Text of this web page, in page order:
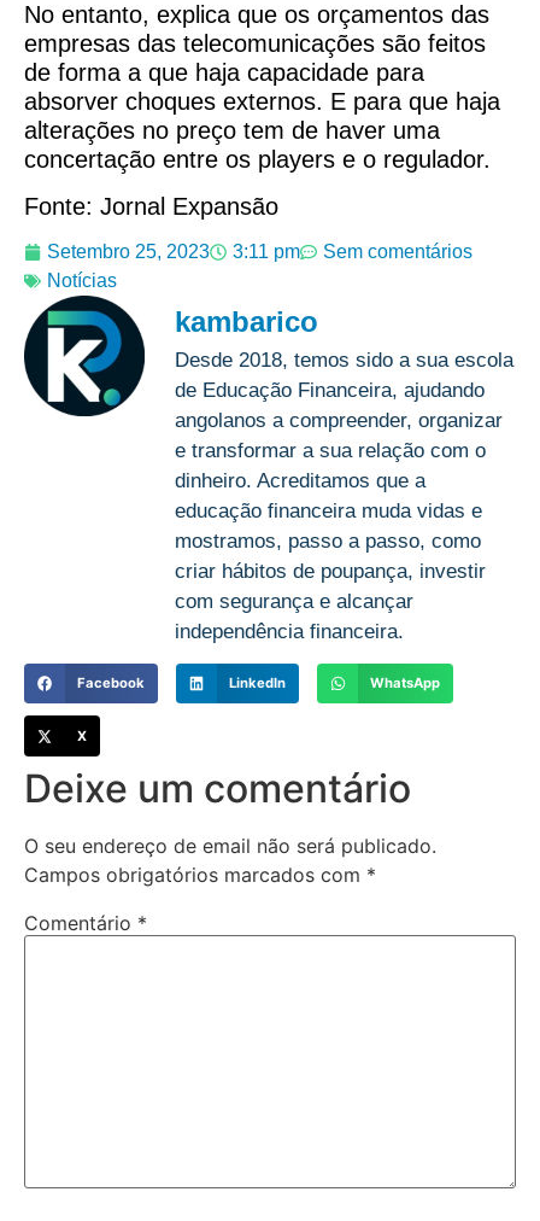
No entanto, explica que os orçamentos das
empresas das telecomunicações são feitos
de forma a que haja capacidade para
absorver choques externos. E para que haja
alterações no preço tem de haver uma
concertação entre os players e o regulador.
Fonte: Jornal Expansão
Setembro 25, 2023 3:11 pm
Sem comentários
Notícias
kambarico
Desde 2018, temos sido a sua escola
de Educação Financeira, ajudando
angolanos a compreender, organizar
e transformar a sua relação com o
dinheiro. Acreditamos que a
educação financeira muda vidas e
mostramos, passo a passo, como
criar hábitos de poupança, investir
com segurança e alcançar
independência financeira.
Facebook LinkedIn WhatsApp
X
Deixe um comentário
O seu endereço de email não será publicado.
Campos obrigatórios marcados com *
Comentário *